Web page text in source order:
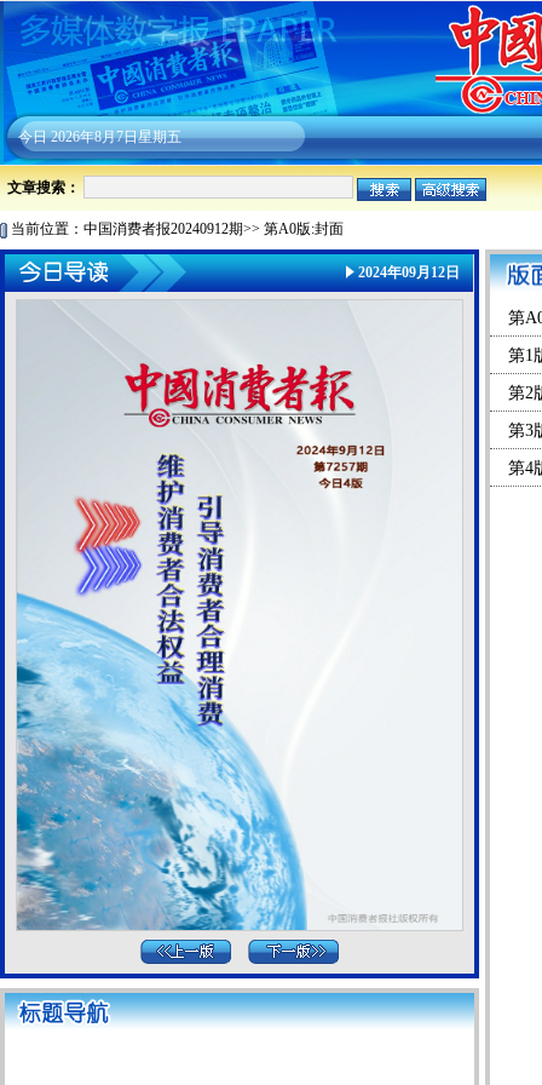
今日2026年8月7日星期五
文章搜索：
当前位置： 中国消费者报20240912期>> 第A0版:封面
2024年09月12日
第
第1
第2
第3
第4